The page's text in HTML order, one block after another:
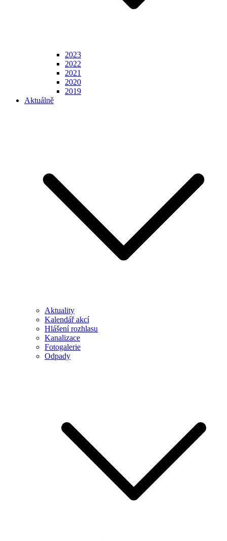
2023
2022
2021
2020
2019
Aktuálně
Aktuality
Kalendář akcí
Hlášení rozhlasu
Kanalizace
Fotogalerie
Odpady